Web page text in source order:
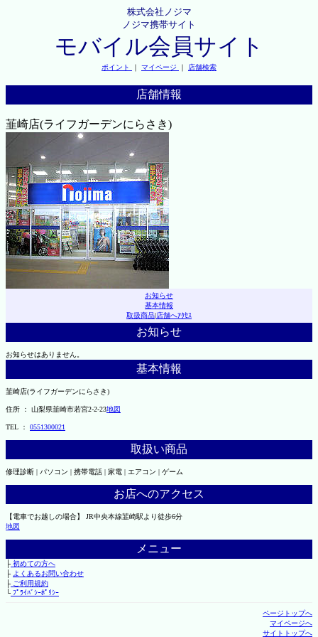
株式会社ノジマ
ノジマ携帯サイト
モバイル会員サイト
ポイント ｜ マイページ ｜ 店舗検索
店舗情報
韮崎店(ライフガーデンにらさき)
お知らせ
基本情報
取扱商品|店舗へｱｸｾｽ
お知らせ
お知らせはありません。
基本情報
韮崎店(ライフガーデンにらさき)
住所 ： 山梨県韮崎市若宮2-2-23地図
TEL ： 0551300021
取扱い商品
修理診断 | パソコン | 携帯電話 | 家電 | エアコン | ゲーム
お店へのアクセス
【電車でお越しの場合】 JR中央本線韮崎駅より徒歩6分
地図
メニュー
├初めての方へ
├ よくあるお問い合わせ
├ご利用規約
└ﾌﾟﾗｲﾊﾞｼｰﾎﾟﾘｼｰ
ページトップへ
マイページへ
サイトトップへ